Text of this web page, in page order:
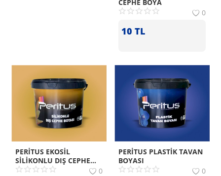
CEPHE BOYA
0
10 TL
PERİTUS EKOSİL
SİLİKONLU DIŞ CEPHE
BOYASI
0
PERİTUS PLASTİK TAVAN
BOYASI
0